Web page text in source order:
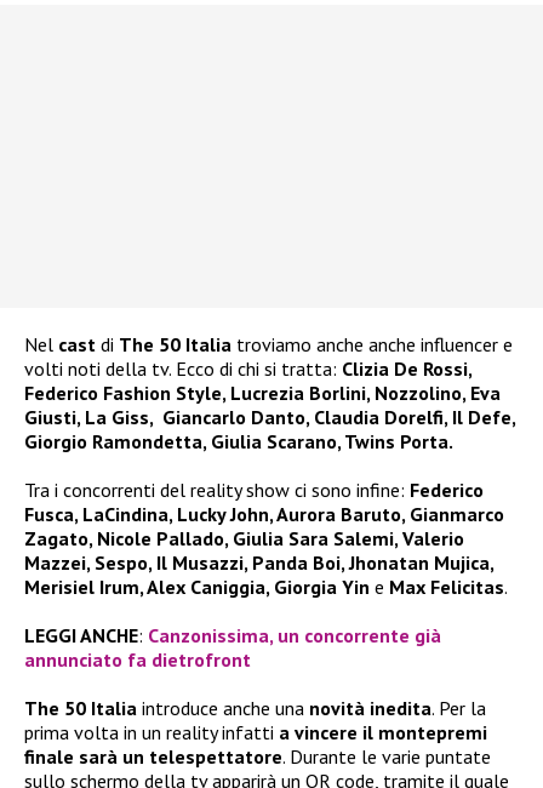
Nel cast di The 50 Italia troviamo anche anche influencer e
volti noti della tv. Ecco di chi si tratta: Clizia De Rossi,
Federico Fashion Style, Lucrezia Borlini, Nozzolino, Eva
Giusti, La Giss, Giancarlo Danto, Claudia Dorelfi, Il Defe,
Giorgio Ramondetta, Giulia Scarano, Twins Porta.
Tra i concorrenti del reality show ci sono infine: Federico
Fusca, LaCindina, Lucky John, Aurora Baruto, Gianmarco
Zagato, Nicole Pallado, Giulia Sara Salemi, Valerio
Mazzei, Sespo, Il Musazzi, Panda Boi, Jhonatan Mujica,
Merisiel Irum, Alex Caniggia, Giorgia Yin e Max Felicitas.
LEGGI ANCHE: Canzonissima, un concorrente già
annunciato fa dietrofront
The 50 Italia introduce anche una novità inedita. Per la
prima volta in un reality infatti a vincere il montepremi
finale sarà un telespettatore. Durante le varie puntate
sullo schermo della tv apparirà un QR code, tramite il quale